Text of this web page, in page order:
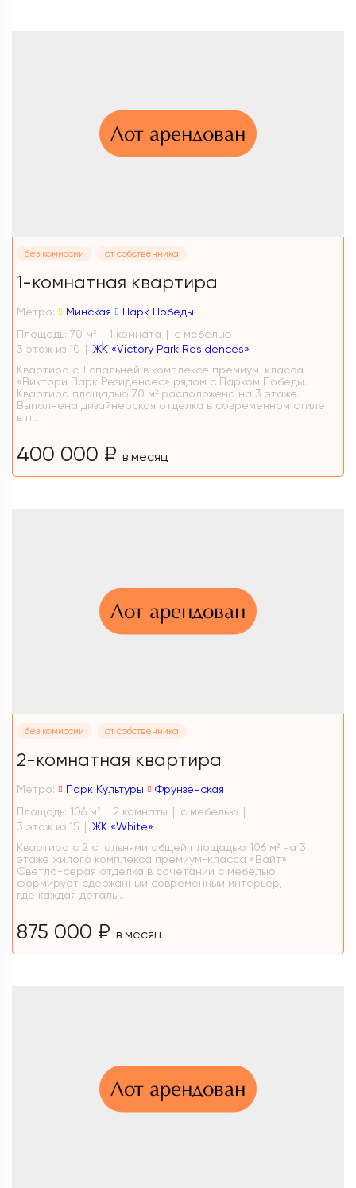
Лот арендован
без комиссии от собственника
1-комнатная квартира
Метро: Минская
Парк Победы
Площадь: 70 м 2 1 комната
с мебелью
3 этаж из 10
ЖК «Victory Park Residences»
Квартира с 1 спальней в комплексе премиум-класса
«Виктори Парк Резиденсес» рядом с Парком Победы.
Квартира площадью 70 м² расположена на 3 этаже.
Выполнена дизайнерская отделка в современном стиле
в п...
400 000 ₽ в месяц
Лот арендован
без комиссии от собственника
2-комнатная квартира
Метро: Парк Культуры
Фрунзенская
Площадь: 106 м 2 2 комнаты
с мебелью
3 этаж из 15
ЖК «White»
Квартира с 2 спальнями общей площадью 106 м² на 3
этаже жилого комплекса премиум-класса «Вайт».
Светло-серая отделка в сочетании с мебелью
формирует сдержанный современный интерьер,
где каждая деталь...
875 000 ₽ в месяц
Лот арендован